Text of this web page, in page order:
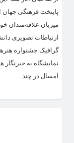
پایتخت فرهنگی جهان
میزبان علاقه‌مندان
ارتباطات تصویری
گرافیک جشنواره
نمایشگاه به
امسال در چند...